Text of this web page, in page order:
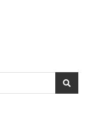
Smartpreneur
Bagi